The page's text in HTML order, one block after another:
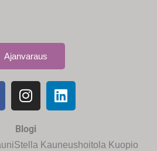
Ajanvaraus
Blogi
Kauneushoitola Kuopio